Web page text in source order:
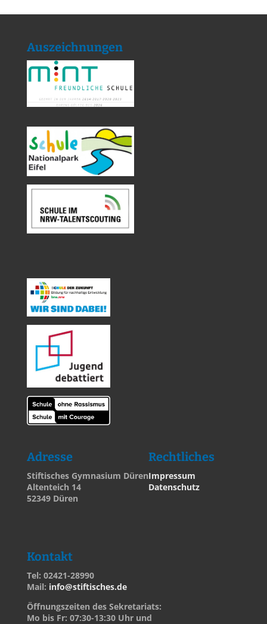
Auszeichnungen
Adresse
Stiftisches Gymnasium Düren
Altenteich 14
52349 Düren
Rechtliches
Impressum
Datenschutz
Kontakt
Tel: 02421-28990
Mail: info@stiftisches.de
Öffnungszeiten des Sekretariats:
Mo bis Fr: 07:30-13:30 Uhr und